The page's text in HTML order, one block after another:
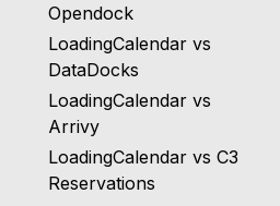
Opendock
LoadingCalendar vs
DataDocks
LoadingCalendar vs
Arrivy
LoadingCalendar vs C3
Reservations